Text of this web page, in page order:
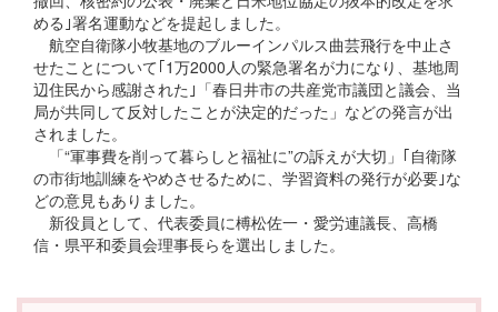
める｣署名運動などを提起しました。
航空自衛隊小牧基地のブルーインパルス曲芸飛行を中止さ
せたことについて｢1万2000人の緊急署名が力になり、基地周
辺住民から感謝された｣「春日井市の共産党市議団と議会、当
局が共同して反対したことが決定的だった」などの発言が出
されました。
「“軍事費を削って暮らしと福祉に”の訴えが大切」｢自衛隊
の市街地訓練をやめさせるために、学習資料の発行が必要｣な
どの意見もありました。
新役員として、代表委員に榑松佐一・愛労連議長、高橋
信・県平和委員会理事長らを選出しました。